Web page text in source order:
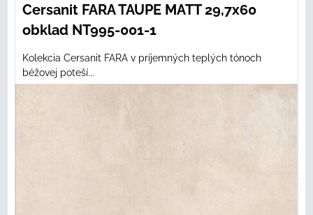
Cersanit FARA TAUPE MATT 29,7x60
obklad NT995-001-1
Kolekcia Cersanit FARA v príjemných teplých tónoch
béžovej poteší...